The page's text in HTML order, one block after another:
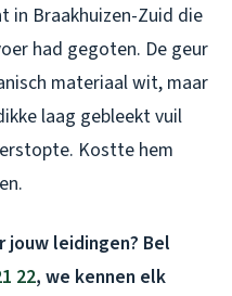
in Braakhuizen-Zuid die
had gegoten. De geur
materiaal wit, maar
laag gebleekt vuil
Kostte hem
jouw leidingen? Bel
22, we kennen elk